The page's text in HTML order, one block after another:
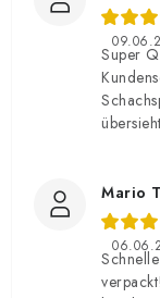
Super
Mario